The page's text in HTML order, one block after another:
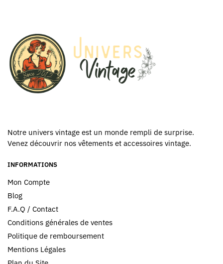
produit
Notre univers vintage est un monde rempli de surprise.
Venez découvrir nos vêtements et accessoires vintage.
INFORMATIONS
Mon Compte
Blog
F.A.Q / Contact
Conditions générales de ventes
Politique de remboursement
Mentions Légales